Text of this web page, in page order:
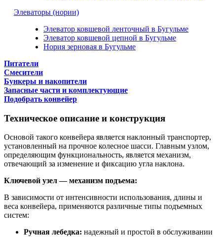
Элеваторы (нории)
Элеватор ковшевой ленточный в Бугульме
Элеватор ковшевой цепной в Бугульме
Нория зерновая в Бугульме
Питатели
Смесители
Бункеры и накопители
Запасные части и комплектующие
Подобрать конвейер
Техническое описание и конструкция
Основой такого конвейера является наклонный транспортер,
установленный на прочное колесное шасси. Главным узлом,
определяющим функциональность, является механизм,
отвечающий за изменение и фиксацию угла наклона.
Ключевой узел — механизм подъема:
В зависимости от интенсивности использования, длины и
веса конвейера, применяются различные типы подъемных
систем:
Ручная лебедка: надежный и простой в обслуживании